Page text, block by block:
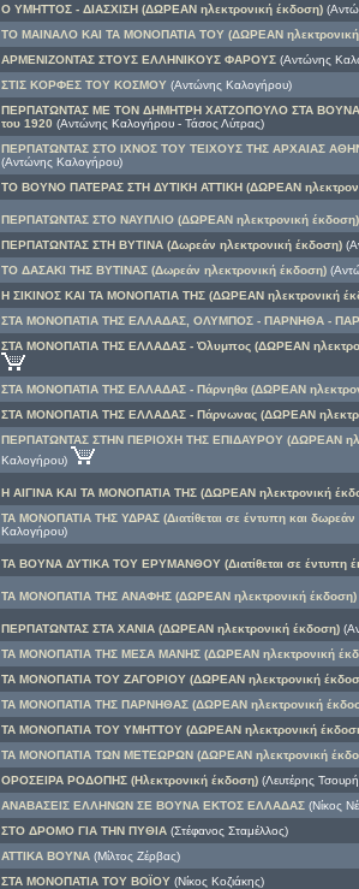
Ο ΥΜΗΤΤΟΣ - ΔΙΑΣΧΙΣΗ (ΔΩΡΕΑΝ ηλεκτρονική έκδοση)
ΤΟ ΜΑΙΝΑΛΟ ΚΑΙ ΤΑ ΜΟΝΟΠΑΤΙΑ ΤΟΥ (ΔΩΡΕΑΝ ηλεκτρονική
ΑΡΜΕΝΙΖΟΝΤΑΣ ΣΤΟΥΣ ΕΛΛΗΝΙΚΟΥΣ ΦΑΡΟΥΣ(Αντώνης
ΣΤΙΣ ΚΟΡΦΕΣ ΤΟΥ ΚΟΣΜΟΥ(Αντώνης Καλογήρου)
ΠΕΡΠΑΤΩΝΤΑΣ ΜΕ ΤΟΝ ΔΗΜΗΤΡΗ ΧΑΤΖΟΠΟΥΛΟ ΣΤΑ ΒΟΥΝΑ
του 1920 (Αντώνης Καλογήρου - Τάσος Λύτρας)
ΠΕΡΠΑΤΩΝΤΑΣ ΣΤΟ ΙΧΝΟΣ ΤΟΥ ΤΕΙΧΟΥΣ ΤΗΣ ΑΡΧΑΙΑΣ
(Αντώνης Καλογήρου)
ΤΟ ΒΟΥΝΟ ΠΑΤΕΡΑΣ ΣΤΗ ΔΥΤΙΚΗ ΑΤΤΙΚΗ (ΔΩΡΕΑΝ
ΠΕΡΠΑΤΩΝΤΑΣ ΣΤΟ ΝΑΥΠΛΙΟ (ΔΩΡΕΑΝ ηλεκτρονική έκδοση)
ΠΕΡΠΑΤΩΝΤΑΣ ΣΤΗ ΒΥΤΙΝΑ (Δωρεάν ηλεκτρονική έκδοση)
ΤΟ ΔΑΣΑΚΙ ΤΗΣ ΒΥΤΙΝΑΣ (Δωρεάν ηλεκτρονική έκδοση)
Η ΣΙΚΙΝΟΣ ΚΑΙ ΤΑ ΜΟΝΟΠΑΤΙΑ ΤΗΣ (ΔΩΡΕΑΝ ηλεκτρονική
ΣΤΑ ΜΟΝΟΠΑΤΙΑ ΤΗΣ ΕΛΛΑΔΑΣ, ΟΛΥΜΠΟΣ - ΠΑΡΝΗΘΑ -
ΣΤΑ ΜΟΝΟΠΑΤΙΑ ΤΗΣ ΕΛΛΑΔΑΣ - Όλυμπος (ΔΩΡΕΑΝ
ΣΤΑ ΜΟΝΟΠΑΤΙΑ ΤΗΣ ΕΛΛΑΔΑΣ - Πάρνηθα (ΔΩΡΕΑΝ
ΣΤΑ ΜΟΝΟΠΑΤΙΑ ΤΗΣ ΕΛΛΑΔΑΣ - Πάρνωνας (ΔΩΡΕΑΝ
ΠΕΡΠΑΤΩΝΤΑΣ ΣΤΗΝ ΠΕΡΙΟΧΗ ΤΗΣ ΕΠΙΔΑΥΡΟΥ (ΔΩΡΕΑΝ
Καλογήρου)
Η ΑΙΓΙΝΑ ΚΑΙ ΤΑ ΜΟΝΟΠΑΤΙΑ ΤΗΣ (ΔΩΡΕΑΝ ηλεκτρονική
ΤΑ ΜΟΝΟΠΑΤΙΑ ΤΗΣ ΥΔΡΑΣ (Διατίθεται σε έντυπη και δωρεάν
Καλογήρου)
ΤΑ ΒΟΥΝΑ ΔΥΤΙΚΑ ΤΟΥ ΕΡΥΜΑΝΘΟΥ (Διατίθεται σε έντυπη
ΤΑ ΜΟΝΟΠΑΤΙΑ ΤΗΣ ΑΝΑΦΗΣ (ΔΩΡΕΑΝ ηλεκτρονική έκδοση)
ΠΕΡΠΑΤΩΝΤΑΣ ΣΤΑ ΧΑΝΙΑ (ΔΩΡΕΑΝ ηλεκτρονική έκδοση)
ΤΑ ΜΟΝΟΠΑΤΙΑ ΤΗΣ ΜΕΣΑ ΜΑΝΗΣ (ΔΩΡΕΑΝ ηλεκτρονική
ΤΑ ΜΟΝΟΠΑΤΙΑ ΤOY ΖΑΓΟΡΙΟΥ (ΔΩΡΕΑΝ ηλεκτρονική
ΤΑ ΜΟΝΟΠΑΤΙΑ ΤΗΣ ΠΑΡΝΗΘΑΣ (ΔΩΡΕΑΝ ηλεκτρονική
ΤΑ ΜΟΝΟΠΑΤΙΑ ΤΟΥ ΥΜΗΤΤΟΥ (ΔΩΡΕΑΝ ηλεκτρονική
ΤΑ ΜΟΝΟΠΑΤΙΑ ΤΩΝ ΜΕΤΕΩΡΩΝ (ΔΩΡΕΑΝ ηλεκτρονική
ΟΡΟΣΕΙΡΑ ΡΟΔΟΠΗΣ (Ηλεκτρονική έκδοση)(Λευτέρης
ΑΝΑΒΑΣΕΙΣ ΕΛΛΗΝΩΝ ΣΕ ΒΟΥΝΑ ΕΚΤΟΣ ΕΛΛΑΔΑΣ(Νίκος
ΣΤΟ ΔΡΟΜΟ ΓΙΑ ΤΗΝ ΠΥΘΙΑ(Στέφανος Σταμέλλος)
ΑΤΤΙΚΑ ΒΟΥΝΑ(Μίλτος Ζέρβας)
ΣΤΑ ΜΟΝΟΠΑΤΙΑ ΤΟΥ ΒΟΪΟΥ(Νίκος Κοζιάκης)